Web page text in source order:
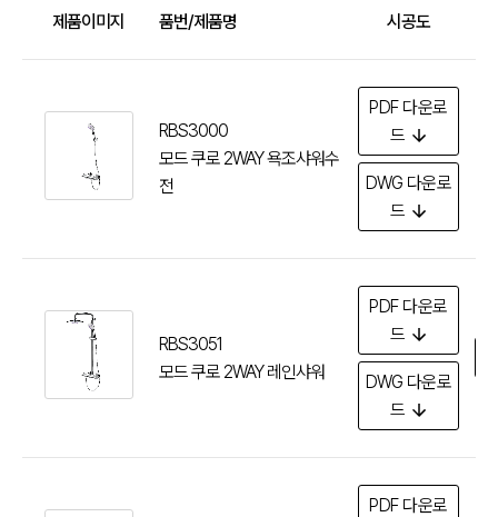
제품이미지 품번/제품명 시공도
RBS3000
모드 쿠로 2WAY 욕조샤워수
전
PDF다운로
드
DWG 다운로
드
RBS3051
모드 쿠로 2WAY 레인샤워
PDF다운로
드
DWG 다운로
드
PDF다운로